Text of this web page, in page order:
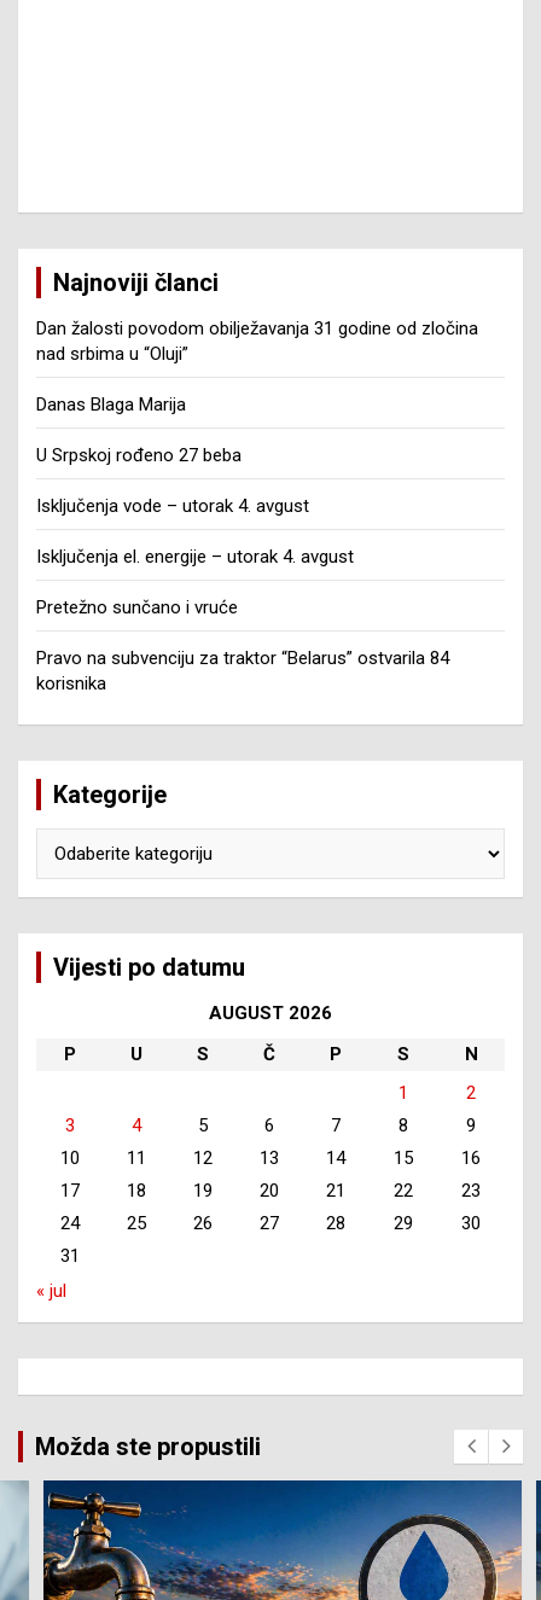
Najnoviji članci
Dan žalosti povodom obilježavanja 31 godine od zločina
nad srbima u “Oluji”
Danas Blaga Marija
U Srpskoj rođeno 27 beba
Isključenja vode – utorak 4. avgust
Isključenja el. energije – utorak 4. avgust
Pretežno sunčano i vruće
Pravo na subvenciju za traktor “Belarus” ostvarila 84
korisnika
Kategorije
Vijesti po datumu
AUGUST 2026
P
U S Č P S
N
1
2
3
4 5 6 7 8
9
10
11 12 13 14 15
16
17
18 19 20 21 22
23
24
25 26 27 28 29
30
31
« jul
Možda ste propustili